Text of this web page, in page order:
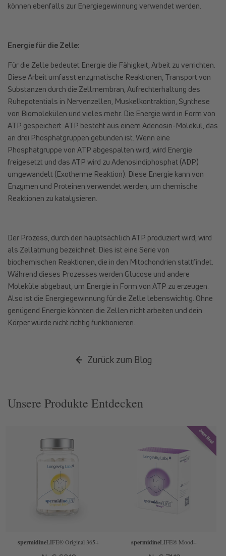
können ebenfalls zur Energiegewinnung verwendet werden.
Energie für die Zelle:
Für die Zelle bedeutet Energie die Fähigkeit, Arbeit zu verrichten.
Diese Arbeit umfasst enzymatische Reaktionen, Transport von
Substanzen durch die Zellmembran, Aufrechterhaltung des
Ruhepotentials in Nervenzellen, Muskelkontraktion, Synthese
von Biomolekülen und vieles mehr. Die Energie wird in Form von
ATP gespeichert. ATP besteht aus einem Adenosin-Molekül, das
an drei Phosphatgruppen gebunden ist. Wenn eine
Phosphatgruppe von ATP abgespalten wird, wird Energie
freigesetzt und das ATP wird zu Adenosindiphosphat (ADP)
umgewandelt (Exotherme Reaktion). Diese Energie kann von
Enzymen und Proteinen verwendet werden, um chemische
Reaktionen zu katalysieren.
Der Prozess, durch den hauptsächlich ATP produziert wird, wird
als Zellatmung bezeichnet. Dies ist eine Serie von
biochemischen Reaktionen, die in den Mitochondrien stattfindet.
Während dieses Prozesses werden Glucose und andere
Moleküle abgebaut, um Energie in Form von ATP zu erzeugen.
Also ist die Energiegewinnung für die Zelle lebenswichtig. Ohne
genügend Energie könnten die Zellen nicht arbeiten und dein
Körper würde nicht richtig funktionieren.
Zurück zum Blog
Unsere Produkte Entdecken
spermidineLIFE® Original 365+ spermidineLIFE® Mood+